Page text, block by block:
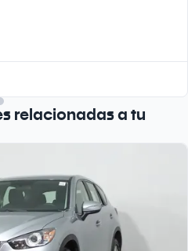
relacionadas a tu